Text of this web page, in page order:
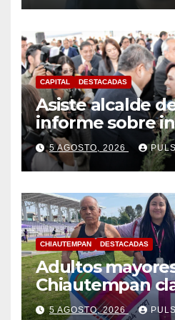
CAPITAL DESTACADAS
Asiste alcalde
informe sobre
delictiva
coordinado
5 AGOSTO, 2026
CHIAUTEMPAN DESTACADAS
Adultos
Chiautempan
etapa federal
5 AGOSTO, 2026